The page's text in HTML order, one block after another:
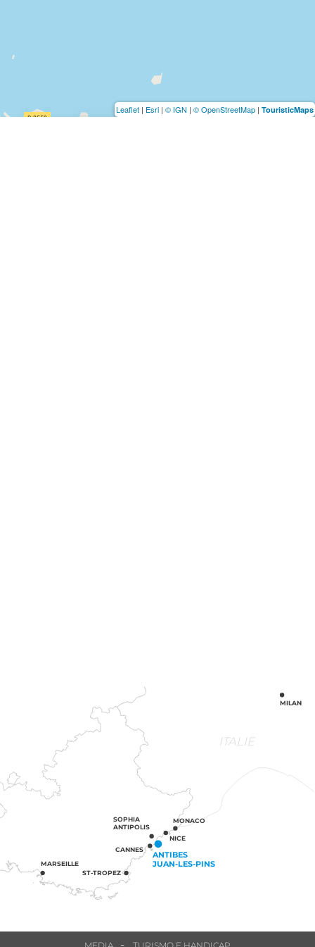
Leaflet | Esri | © IGN | © OpenStreetMap | TouristicMaps
ITALIE
ST-TROPEZ
MARSEILLE
CANNES
ANTIBES
JUAN-LES-PINS
SOPHIA
ANTIPOLIS
NICE
MONACO
MILAN